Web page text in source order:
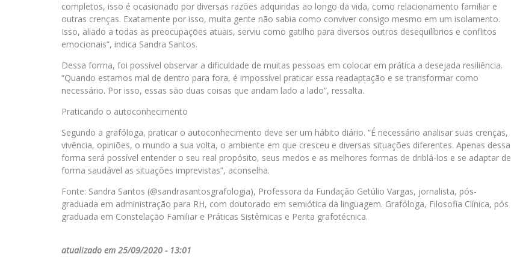
completos, isso é ocasionado por diversas razões adquiridas ao longo da vida, como relacionamento familiar e
outras crenças. Exatamente por isso, muita gente não sabia como conviver consigo mesmo em um isolamento.
Isso, aliado a todas as preocupações atuais, serviu como gatilho para diversos outros desequilíbrios e conflitos
emocionais”, indica Sandra Santos.
Dessa forma, foi possível observar a dificuldade de muitas pessoas em colocar em prática a desejada resiliência.
“Quando estamos mal de dentro para fora, é impossível praticar essa readaptação e se transformar como
necessário. Por isso, essas são duas coisas que andam lado a lado”, ressalta.
Praticando o autoconhecimento
Segundo a grafóloga, praticar o autoconhecimento deve ser um hábito diário. “É necessário analisar suas crenças,
vivência, opiniões, o mundo a sua volta, o ambiente em que cresceu e diversas situações diferentes. Apenas dessa
forma será possível entender o seu real propósito, seus medos e as melhores formas de driblá-los e se adaptar de
forma saudável as situações imprevistas”, aconselha.
Fonte: Sandra Santos (@sandrasantosgrafologia), Professora da Fundação Getúlio Vargas, jornalista, pós-
graduada em administração para RH, com doutorado em semiótica da linguagem. Grafóloga, Filosofia Clínica, pós
graduada em Constelação Familiar e Práticas Sistêmicas e Perita grafotécnica.
atualizado em 25/09/2020 - 13:01